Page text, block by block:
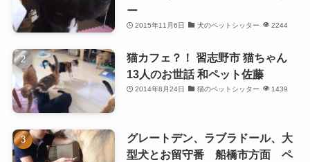
ー
2015年11月6日 犬のペットシッター 2244
猫カフェ？！ 習志野市 猫ちゃん
13人のお世話 和ペット佐藤
2014年8月24日 猫のペットシッター 1439
グレートデン、ラブラドール、大
型犬とお留守番 船橋市方面 ペ